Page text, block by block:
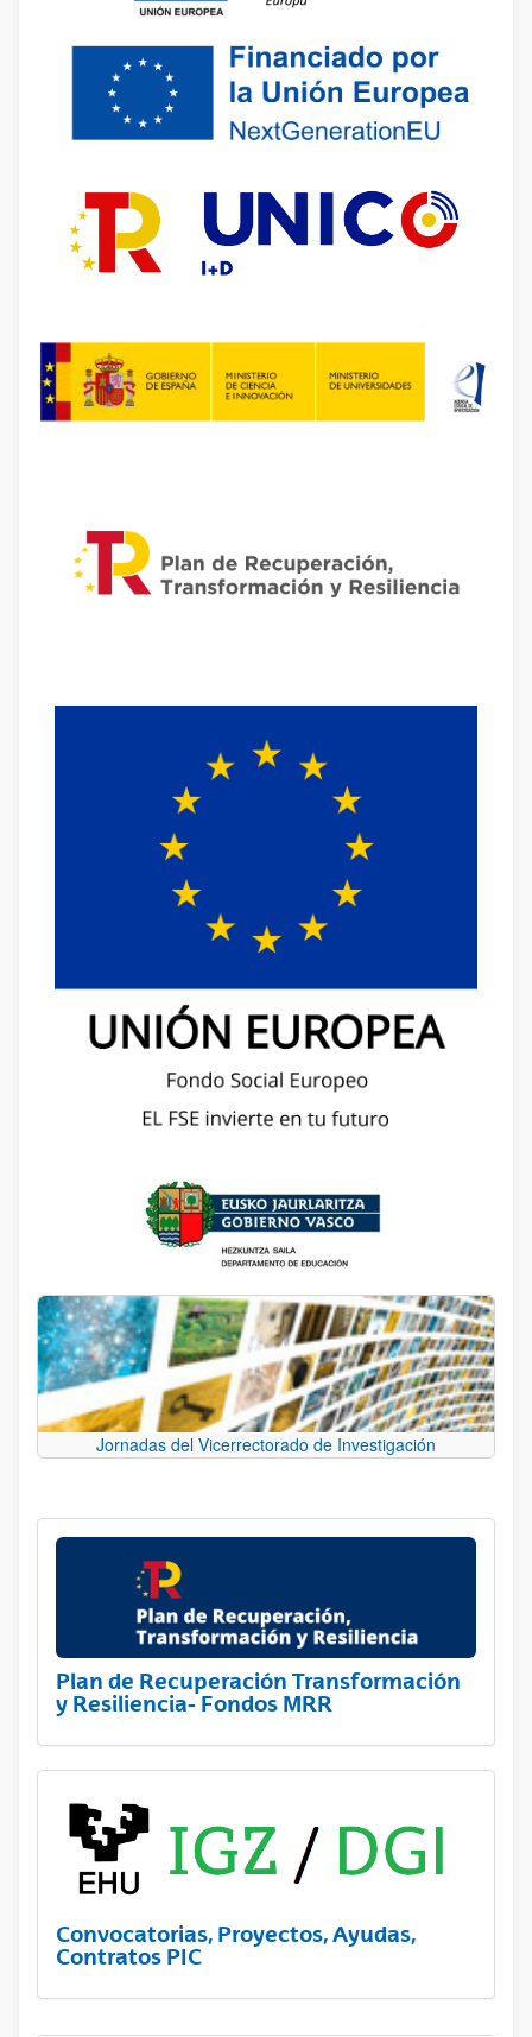
Jornadas del Vicerrectorado de Investigación
Plan de Recuperación Transformación
y Resiliencia- Fondos MRR
Convocatorias, Proyectos, Ayudas,
Contratos PIC